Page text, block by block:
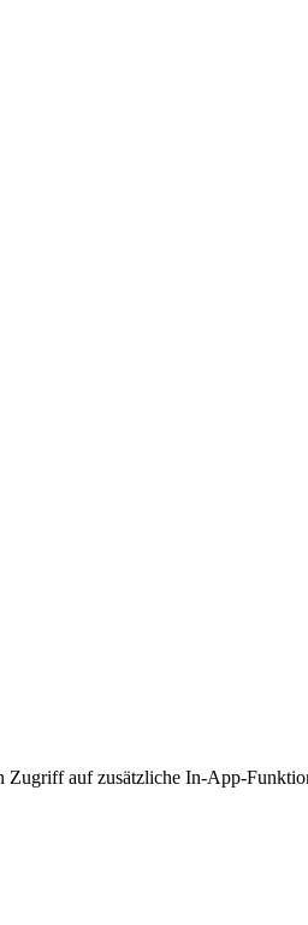
Zugriff auf zusätzliche In-App-